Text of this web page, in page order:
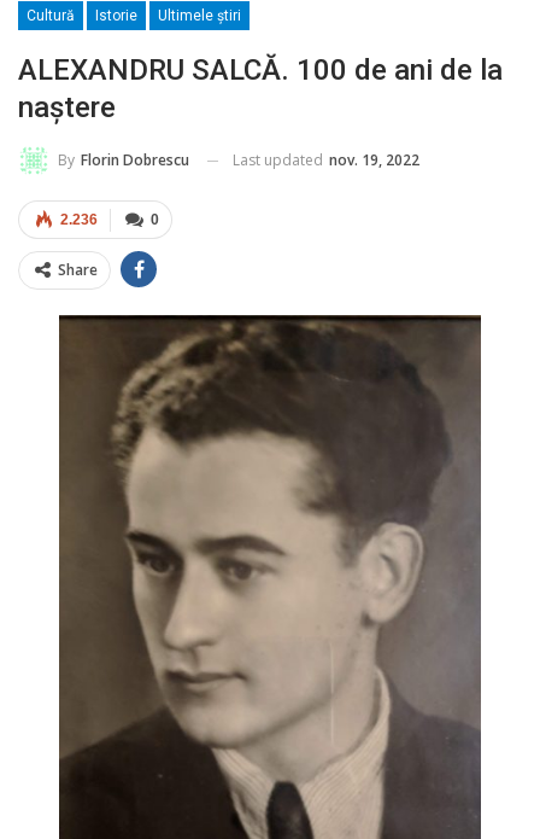
Cultură Istorie Ultimele ştiri
ALEXANDRU SALCĂ. 100 de ani de la
naștere
By Florin Dobrescu Last updated nov. 19, 2022
0
2.236
Share